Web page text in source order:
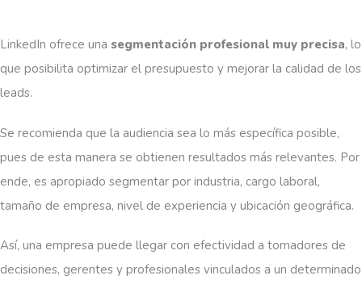
LinkedIn ofrece una segmentación profesional muy precisa, lo
que posibilita optimizar el presupuesto y mejorar la calidad de los
leads.
Se recomienda que la audiencia sea lo más específica posible,
pues de esta manera se obtienen resultados más relevantes. Por
ende, es apropiado segmentar por industria, cargo laboral,
tamaño de empresa, nivel de experiencia y ubicación geográfica.
Así, una empresa puede llegar con efectividad a tomadores de
decisiones, gerentes y profesionales vinculados a un determinado